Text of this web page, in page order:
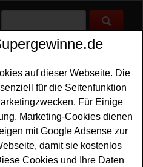
>Sonstige Gewinnspiele
- tolle
auf dieser Webseite. Die
für die Seitenfunktion
Für Einige
Marketing-Cookies dienen
mit Google Adsense zur
damit sie kostenlos
Cookies und Ihre Daten